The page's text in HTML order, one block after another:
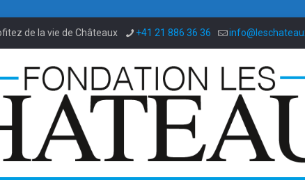
de la vie de Châteaux +41 21 886 36 36